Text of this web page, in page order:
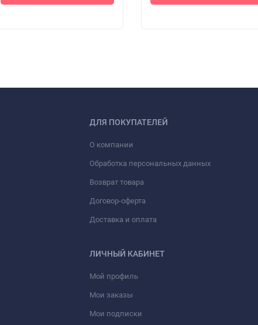
ДЛЯ ПОКУПАТЕЛЕЙ
О компании
Обработка персональных данных
Возврат товара
Договор-оферта
Доставка и оплата
ЛИЧНЫЙ КАБИНЕТ
Мой профиль
Мои заказы
Мои подписки